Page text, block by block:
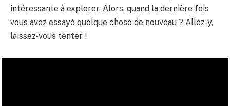
intéressante à explorer. Alors, quand la dernière fois
vous avez essayé quelque chose de nouveau ? Allez-y,
laissez-vous tenter !